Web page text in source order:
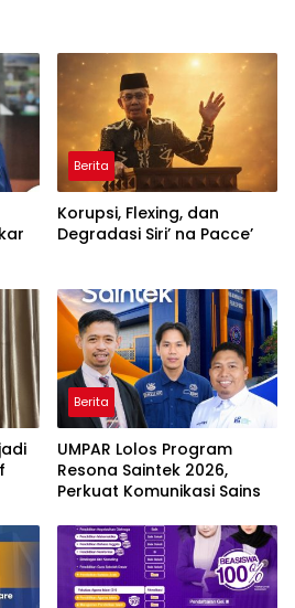
Berita
Korupsi, Flexing, dan
Degradasi Siri’ na Pacce’
Berita
UMPAR Lolos Program
Resona Saintek 2026,
Perkuat Komunikasi Sains